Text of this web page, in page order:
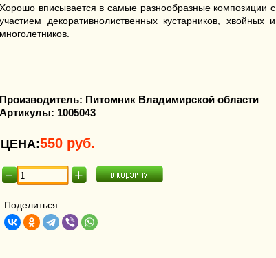
Хорошо вписывается в самые разнообразные композиции с
участием декоративнолиственных кустарников, хвойных и
многолетников.
Производитель: Питомник Владимирской области
Артикулы: 1005043
ЦЕНА:550 руб.
Поделиться: